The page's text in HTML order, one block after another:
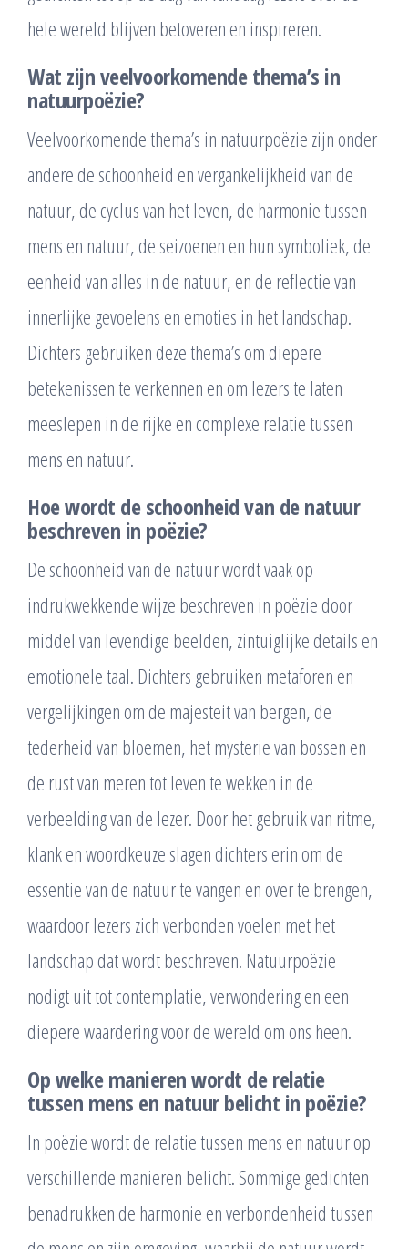
hele wereld blijven betoveren en inspireren.
Wat zijn veelvoorkomende thema’s in
natuurpoëzie?
Veelvoorkomende thema’s in natuurpoëzie zijn onder
andere de schoonheid en vergankelijkheid van de
natuur, de cyclus van het leven, de harmonie tussen
mens en natuur, de seizoenen en hun symboliek, de
eenheid van alles in de natuur, en de reflectie van
innerlijke gevoelens en emoties in het landschap.
Dichters gebruiken deze thema’s om diepere
betekenissen te verkennen en om lezers te laten
meeslepen in de rijke en complexe relatie tussen
mens en natuur.
Hoe wordt de schoonheid van de natuur
beschreven in poëzie?
De schoonheid van de natuur wordt vaak op
indrukwekkende wijze beschreven in poëzie door
middel van levendige beelden, zintuiglijke details en
emotionele taal. Dichters gebruiken metaforen en
vergelijkingen om de majesteit van bergen, de
tederheid van bloemen, het mysterie van bossen en
de rust van meren tot leven te wekken in de
verbeelding van de lezer. Door het gebruik van ritme,
klank en woordkeuze slagen dichters erin om de
essentie van de natuur te vangen en over te brengen,
waardoor lezers zich verbonden voelen met het
landschap dat wordt beschreven. Natuurpoëzie
nodigt uit tot contemplatie, verwondering en een
diepere waardering voor de wereld om ons heen.
Op welke manieren wordt de relatie
tussen mens en natuur belicht in poëzie?
In poëzie wordt de relatie tussen mens en natuur op
verschillende manieren belicht. Sommige gedichten
benadrukken de harmonie en verbondenheid tussen